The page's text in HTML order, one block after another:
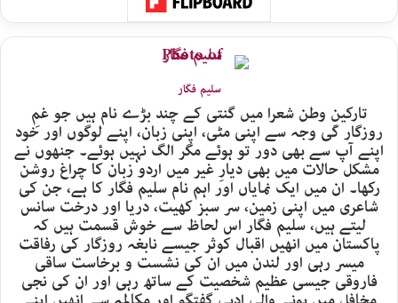
سلیم فگار
تارکینِ وطن شعرا میں گنتی کے چند بڑے نام ہیں جو غمِ
روزگار کی وجہ سے اپنی مٹی، اپنی زبان، اپنے لوگوں اور خود
اپنے آپ سے بھی دور تو ہوئے مگر الگ نہیں ہوئے۔ جنھوں نے
مشکل حالات میں بھی دیارِ غیر میں اردو زبان کا چراغ روشن
رکھا۔ ان میں ایک نمایاں اور اہم نام سلیم فگار کا ہے، جن کی
شاعری میں اپنی زمین، سر سبز کھیت، دریا اور درخت سانس
لیتے ہیں، سلیم فگار اس لحاظ سے خوش قسمت ہیں کہ
پاکستان میں انھیں اقبال کوثر جیسے نابغہ روزگار کی رفاقت
میسر رہی اور لندن میں ان کی نشست و برخاست ساقی
فاروقی جیسی عظیم شخصیت کے ساتھ رہی اور ان کی نجی